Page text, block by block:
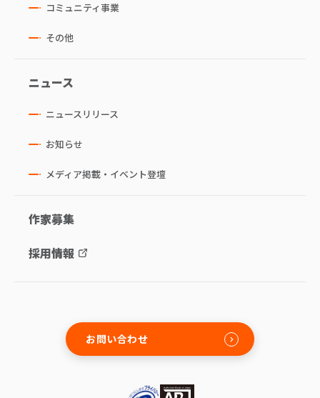
コミュニティ事業
その他
ニュース
ニュースリリース
お知らせ
メディア掲載・イベント登壇
作家募集
採用情報
お問い合わせ